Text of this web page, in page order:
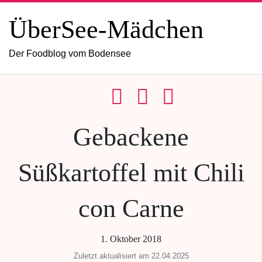
ÜberSee-Mädchen
Der Foodblog vom Bodensee
Gebackene
Süßkartoffel mit Chili
con Carne
1. Oktober 2018
Zuletzt aktualisiert am 22.04.2025